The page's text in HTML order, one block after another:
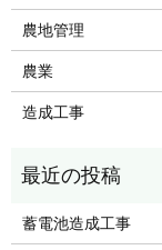
農地管理
農業
造成工事
蓄電池造成工事